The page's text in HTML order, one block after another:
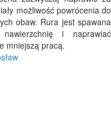
możliwość powrócenia do
obaw. Rura jest spawana
i naprawiać
mniejszą pracą.